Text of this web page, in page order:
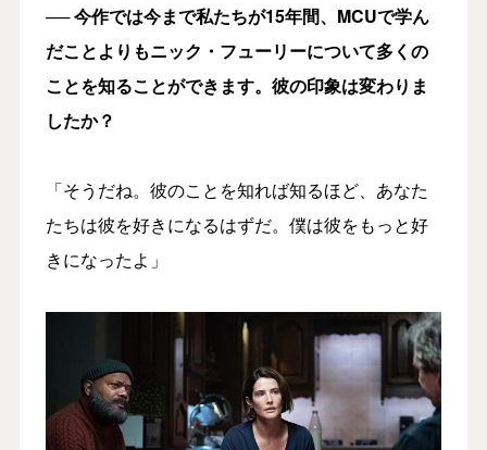
── 今作では今まで私たちが15年間、MCUで学ん
だことよりもニック・フューリーについて多くの
ことを知ることができます。彼の印象は変わりま
したか？
「そうだね。彼のことを知れば知るほど、あなた
たちは彼を好きになるはずだ。僕は彼をもっと好
きになったよ」